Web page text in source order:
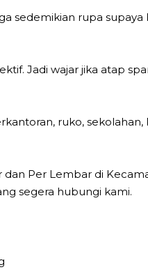
sedemikian rupa
Jadi wajar jika atap
ruko, sekolahan,
dan Per Lembar di
segera hubungi kami.